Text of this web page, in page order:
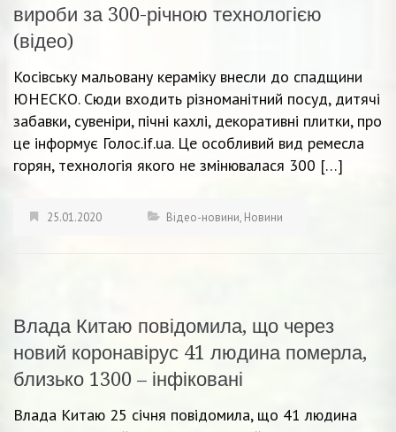
вироби за 300-річною технологією
(відео)
Косівську мальовану кераміку внесли до спадщини
ЮНЕСКО. Сюди входить різноманітний посуд, дитячі
забавки, сувеніри, пічні кахлі, декоративні плитки, про
це інформує Голос.if.ua. Це особливий вид ремесла
горян, технологія якого не змінювалася 300 […]
25.01.2020 Відео-новини, Новини
Влада Китаю повідомила, що через
новий коронавірус 41 людина померла,
близько 1300 – інфіковані
Влада Китаю 25 січня повідомила, що 41 людина